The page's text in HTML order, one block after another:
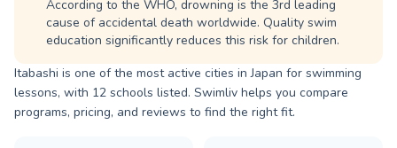
According to the WHO, drowning is the 3rd leading
cause of accidental death worldwide. Quality swim
education significantly reduces this risk for children.
Itabashi is one of the most active cities in Japan for swimming
lessons, with 12 schools listed. Swimliv helps you compare
programs, pricing, and reviews to find the right fit.